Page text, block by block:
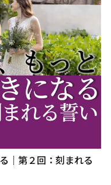
｜第２回：刻まれる